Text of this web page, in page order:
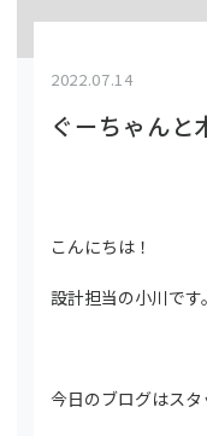
2022.07.14
ぐーちゃん
こんにちは！
設計担当の小川です。
今日のブログはスタ